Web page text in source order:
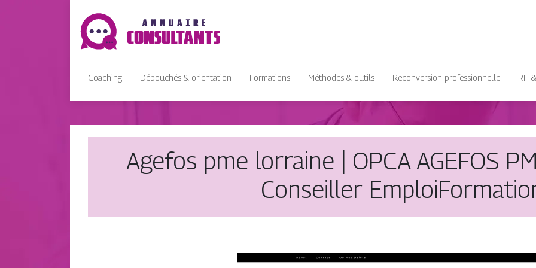
Coaching Débouchés & orientation Formations Méthodes & outils Reconversion professionnelle RH
Agefos pme lorraine | OPCA AGEFOS
Conseiller